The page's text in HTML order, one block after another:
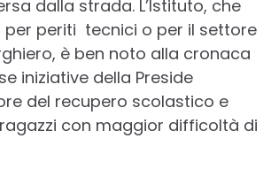
dalla strada. L’Istituto, che
periti tecnici o per il settore
è ben noto alla cronaca
iniziative della Preside
del recupero scolastico e
con maggior difficoltà di